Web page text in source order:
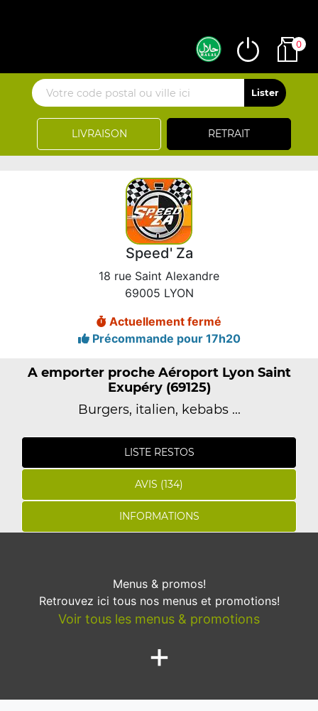
LIVRAISON RETRAIT
0
Speed' Za
18 rue Saint Alexandre
69005 LYON
Actuellement fermé
Précommande pour 17h20
A emporter proche Aéroport Lyon Saint
Exupéry (69125)
Burgers, italien, kebabs ...
LISTE RESTOS
AVIS (134)
INFORMATIONS
Menus & promos!
Retrouvez ici tous nos menus et promotions!
Voir tous les menus & promotions
+